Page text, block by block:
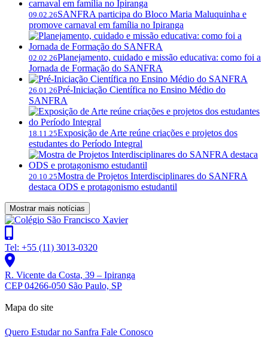
09.02.26SANFRA participa do Bloco Maria Maluquinha e
promove carnaval em família no Ipiranga
02.02.26Planejamento, cuidado e missão educativa: como foi a
Jornada de Formação do SANFRA
26.01.26Pré-Iniciação Científica no Ensino Médio do
SANFRA
18.11.25Exposição de Arte reúne criações e projetos dos
estudantes do Período Integral
20.10.25Mostra de Projetos Interdisciplinares do SANFRA
destaca ODS e protagonismo estudantil
Mostrar mais notícias
Tel: +55 (11) 3013-0320
R. Vicente da Costa, 39 – Ipiranga
CEP 04266-050 São Paulo, SP
Mapa do site
Quero Estudar no Sanfra Fale Conosco